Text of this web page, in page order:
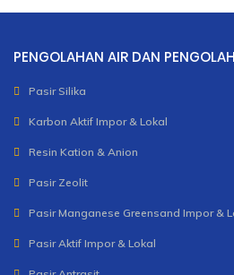
PENGOLAHAN AIR DAN
Pasir Silika
Karbon Aktif Impor & Lokal
Resin Kation & Anion
Pasir Zeolit
Pasir Manganese Greensand Impor &
Pasir Aktif Impor & Lokal